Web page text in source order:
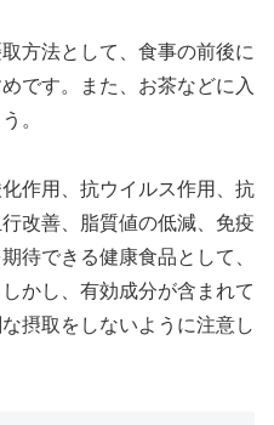
方法として、食事の前後に
です。また、お茶などに入
。
作用、抗ウイルス作用、抗
改善、脂質値の低減、免疫
待できる健康食品として、
かし、有効成分が含まれて
摂取をしないように注意し